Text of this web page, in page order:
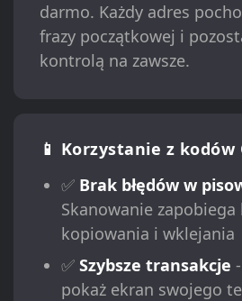
darmo. Każdy adres
frazy początkowej i
kontrolą na zawsze.
📱 Korzystanie z kodów
✅ Brak błędów w
Skanowanie zapobiega
kopiowania i wklejania
✅ Szybsze transakcje
pokaż ekran swojego